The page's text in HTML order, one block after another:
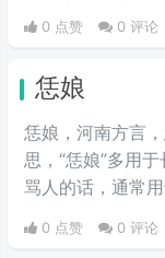
多，这个梗从最
侃，现在很多人
0 点赞 0 评论
恁娘
恁娘，河南方言
思，“恁娘”多用
骂人的话，通常
称呼方式，尤其
0 点赞 0 评论